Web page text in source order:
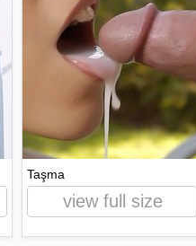
Taşma
view full size